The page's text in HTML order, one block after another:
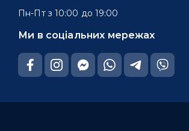
Пн-Пт з 10:00 до 19:00
Ми в соціальних мережах